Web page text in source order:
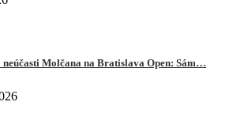
neúčasti Molčana na Bratislava Open: Sám…